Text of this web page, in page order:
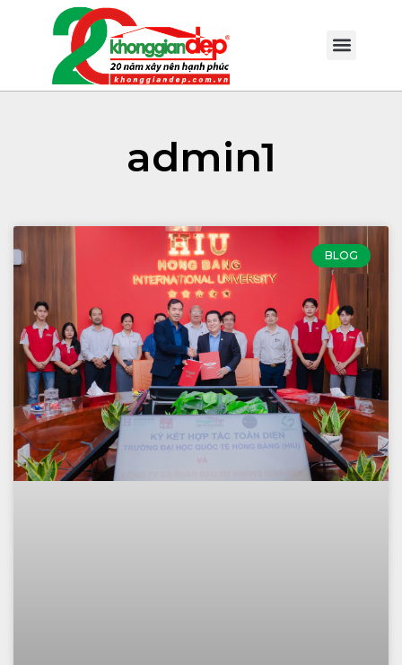
admin1
BLOG